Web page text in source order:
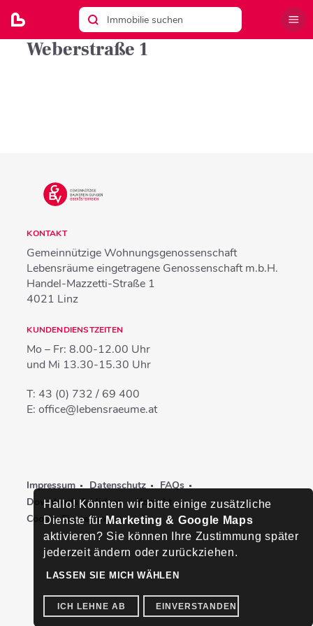
Weberstraße 1
KONTAKT
Gemeinnützige Wohnungsgenossenschaft
Lebensräume eingetragene Genossenschaft m.b.H.
Handel-Mazzetti-Straße 1
4021 Linz
KUNDENDIENSTZEITEN
Mo – Fr: 8.00-12.00 Uhr
und Mi 13.30-15.30 Uhr
T:43 (0) 732 / 69 400
E:office@lebensraeume.at
Impressum Datenschutz
FAQs
Downloads & Videos
Kontakt
Cookie-Einstellungen
Hallo! Könnten wir bitte einige zusätzliche
Dienste für Marketing & Google Maps
aktivieren? Sie können Ihre Zustimmung später
jederzeit ändern oder zurückziehen.
LASSEN SIE MICH WÄHLEN
ICH LEHNE AB EINVERSTANDEN